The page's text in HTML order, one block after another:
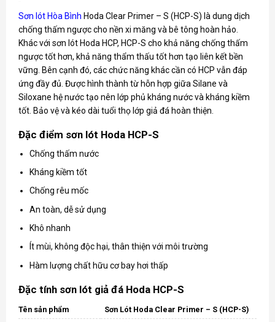
Sơn lót Hòa Bình Hoda Clear Primer – S (HCP-S) là dung dịch
chống thấm ngược cho nền xi măng và bê tông hoàn hảo.
Khác với sơn lót Hoda HCP, HCP-S cho khả năng chống thấm
ngược tốt hơn, khả năng thẩm thấu tốt hơn tạo liên kết bền
vững. Bên cạnh đó, các chức năng khác cần có HCP vẫn đáp
ứng đầy đủ. Được hình thành từ hỗn hợp giữa Silane và
Siloxane hệ nước tạo nên lớp phủ kháng nước và kháng kiềm
tốt. Bảo vệ và kéo dài tuổi thọ lớp giả đá hoàn thiện.
Đặc điểm sơn lót Hoda HCP-S
Chống thấm nước
Kháng kiềm tốt
Chống rêu mốc
An toàn, dễ sử dụng
Khô nhanh
Ít mùi, không độc hại, thân thiện với môi trường
Hàm lượng chất hữu cơ bay hơi thấp
Đặc tính sơn lót giả đá Hoda HCP-S
Tên sản phẩm
Sơn Lót Hoda Clear Primer – S (HCP-S)